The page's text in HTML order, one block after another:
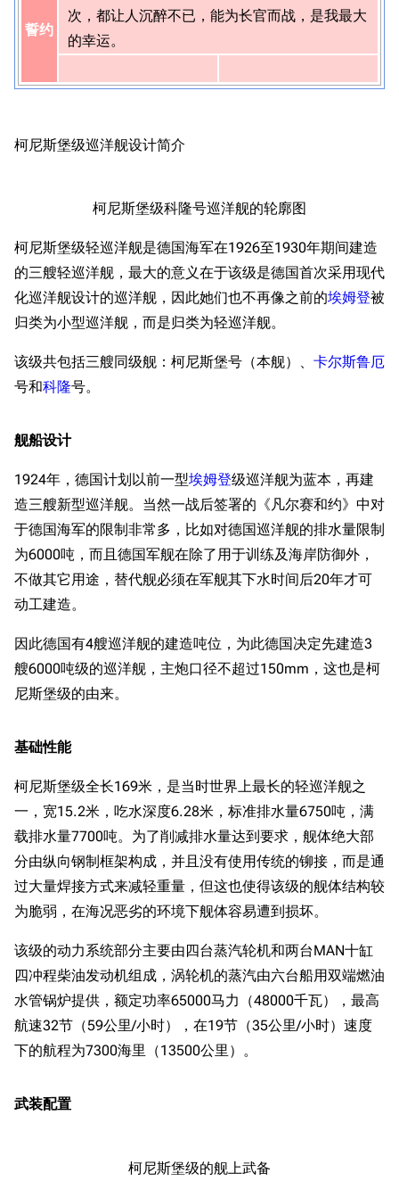
誓约
次，都让人沉醉不已，能为长官而战，是我最大
的幸运。
柯尼斯堡级巡洋舰设计简介
柯尼斯堡级科隆号巡洋舰的轮廓图
柯尼斯堡级轻巡洋舰是德国海军在1926至1930年期间建造
的三艘轻巡洋舰，最大的意义在于该级是德国首次采用现代
化巡洋舰设计的巡洋舰，因此她们也不再像之前的埃姆登被
归类为小型巡洋舰，而是归类为轻巡洋舰。
该级共包括三艘同级舰：柯尼斯堡号（本舰）、 卡尔斯鲁厄
号和科隆号。
舰船设计
1924年，德国计划以前一型埃姆登级巡洋舰为蓝本，再建
造三艘新型巡洋舰。当然一战后签署的《凡尔赛和约》中对
于德国海军的限制非常多，比如对德国巡洋舰的排水量限制
为6000吨，而且德国军舰在除了用于训练及海岸防御外，
不做其它用途，替代舰必须在军舰其下水时间后20年才可
动工建造。
因此德国有4艘巡洋舰的建造吨位，为此德国决定先建造3
艘6000吨级的巡洋舰，主炮口径不超过150mm，这也是柯
尼斯堡级的由来。
基础性能
柯尼斯堡级全长169米，是当时世界上最长的轻巡洋舰之
一，宽15.2米，吃水深度6.28米，标准排水量6750吨，满
载排水量7700吨。为了削减排水量达到要求，舰体绝大部
分由纵向钢制框架构成，并且没有使用传统的铆接，而是通
过大量焊接方式来减轻重量，但这也使得该级的舰体结构较
为脆弱，在海况恶劣的环境下舰体容易遭到损坏。
该级的动力系统部分主要由四台蒸汽轮机和两台MAN十缸
四冲程柴油发动机组成，涡轮机的蒸汽由六台船用双端燃油
水管锅炉提供，额定功率65000马力（48000千瓦），最高
航速32节（59公里/小时），在19节（35公里/小时）速度
下的航程为7300海里（13500公里）。
武装配置
柯尼斯堡级的舰上武备